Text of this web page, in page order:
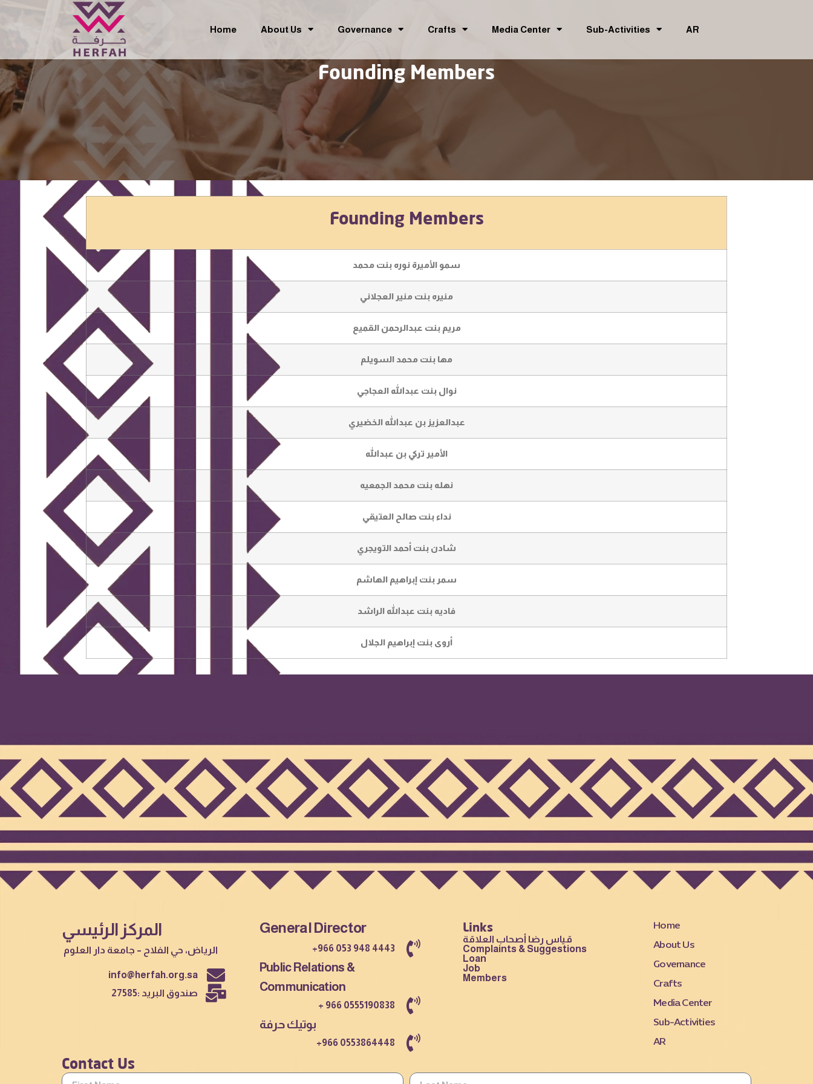
Home About Us Governance Crafts Media Center Sub-Activities AR
Founding Members
Founding Members
سمو الأميرة نوره بنت محمد
منيره بنت منير العجلاني
مريم بنت عبدالرحمن القميع
مها بنت محمد السويلم
نوال بنت عبدالله العجاجي
عبدالعزيز بن عبدالله الخضيري
الأمير تركي بن عبدالله
نهله بنت محمد الجمعيه
نداء بنت صالح العتيقي
شادن بنت أحمد التويجري
سمر بنت إبراهيم الهاشم
فاديه بنت عبدالله الراشد
أروى بنت إبراهيم الجلال
المركز الرئيسي
الرياض، حي الفلاح – جامعة دار العلوم
info@herfah.org.sa
صندوق البريد :27585
General Director
+966 053 948 4443
Public Relations &
Communication
+ 966 0555190838
بوتيك حرفة
+966 0553864448
Links
قياس رضا أصحاب العلاقة
Complaints & Suggestions
Loan
Job
Members
Home
About Us
Governance
Crafts
Media Center
Sub-Activities
AR
Contact Us